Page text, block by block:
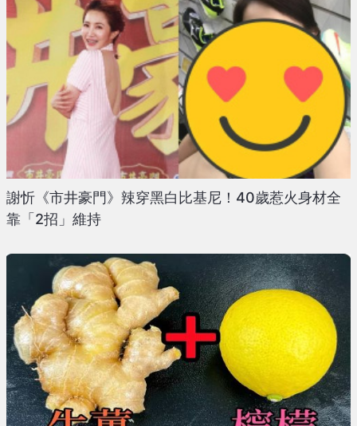
謝忻《市井豪門》辣穿黑白比基尼！40歲惹火身材全
靠「2招」維持